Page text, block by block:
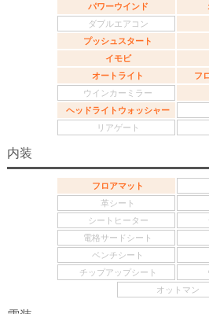
パワーウインド
ダブルエアコン
プッシュスタート
イモビ
オートライト
フ
ウインカーミラー
ヘッドライトウォッシャー
リアゲート
内装
フロアマット
革シート
シートヒーター
電格サードシート
ベンチシート
チップアップシート
オットマン